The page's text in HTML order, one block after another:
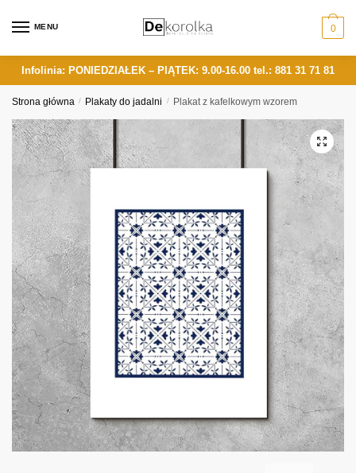
MENU 0
Infolinia: PONIEDZIAŁEK – PIĄTEK: 9.00-16.00 tel.: 881 31 71 81
Strona główna / Plakaty do jadalni / Plakat z kafelkowym wzorem